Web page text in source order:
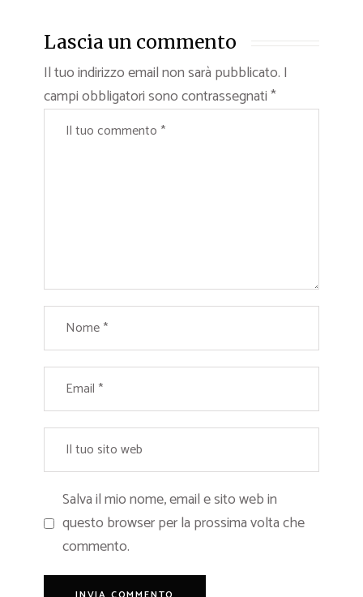
Lascia un commento
Il tuo indirizzo email non sarà pubblicato. I
campi obbligatori sono contrassegnati*
Salva il mio nome, email e sito web in
questo browser per la prossima volta che
commento.